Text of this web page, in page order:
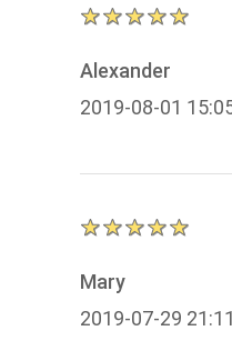
Alexander
2019-08-01
Mary
2019-07-29